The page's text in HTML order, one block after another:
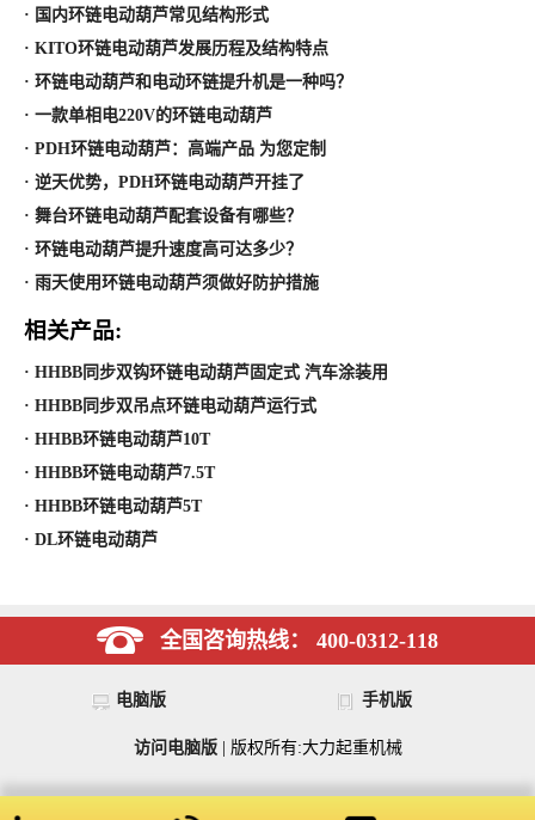
· 国内环链电动葫芦常见结构形式
· KITO环链电动葫芦发展历程及结构特点
· 环链电动葫芦和电动环链提升机是一种吗？
· 一款单相电220V的环链电动葫芦
· PDH环链电动葫芦：高端产品 为您定制
· 逆天优势，PDH环链电动葫芦开挂了
· 舞台环链电动葫芦配套设备有哪些？
· 环链电动葫芦提升速度高可达多少？
· 雨天使用环链电动葫芦须做好防护措施
相关产品:
· HHBB同步双钩环链电动葫芦固定式 汽车涂装用
· HHBB同步双吊点环链电动葫芦运行式
· HHBB环链电动葫芦10T
· HHBB环链电动葫芦7.5T
· HHBB环链电动葫芦5T
· DL环链电动葫芦
全国咨询热线： 400-0312-118
电脑版 手机版
访问电脑版| 版权所有:大力起重机械